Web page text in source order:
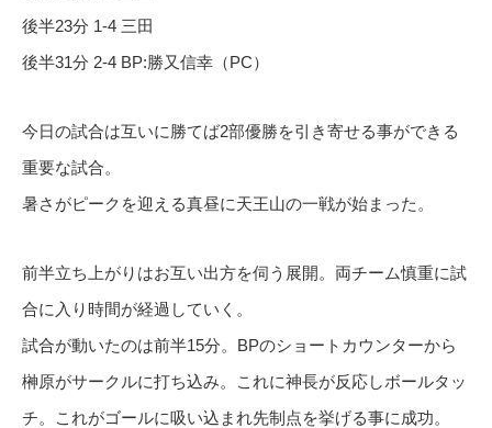
後半23分 1-4 三田
後半31分 2-4 BP:勝又信幸（PC）
今日の試合は互いに勝てば2部優勝を引き寄せる事ができる
重要な試合。
暑さがピークを迎える真昼に天王山の一戦が始まった。
前半立ち上がりはお互い出方を伺う展開。両チーム慎重に試
合に入り時間が経過していく。
試合が動いたのは前半15分。BPのショートカウンターから
榊原がサークルに打ち込み。これに神長が反応しボールタッ
チ。これがゴールに吸い込まれ先制点を挙げる事に成功。